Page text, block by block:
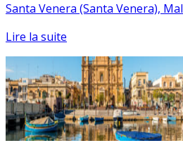
Santa Venera (Santa Venera),
Lire la suite